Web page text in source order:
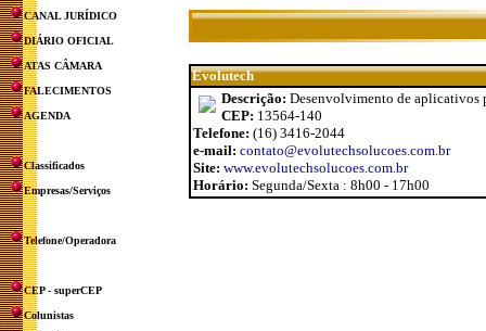
CANAL JURÍDICO
DIÁRIO OFICIAL
ATAS CÂMARA
FALECIMENTOS
AGENDA
Classificados
Empresas/Serviços
Telefone/Operadora
CEP - superCEP
Colunistas
Evolutech
Descrição: Desenvolvimento de aplicativos
CEP: 13564-140
Telefone: (16) 3416-2044
e-mail: contato@evolutechsolucoes.com.br
Site: www.evolutechsolucoes.com.br
Horário: Segunda/Sexta : 8h00 - 17h00